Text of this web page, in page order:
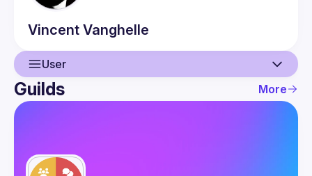
Vincent Vanghelle
User
User
Guilds
Guilds More